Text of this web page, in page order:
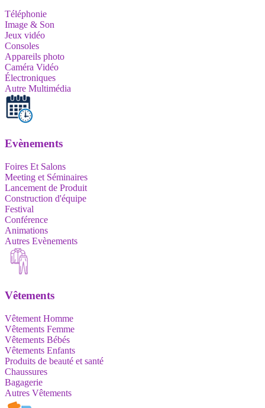
Téléphonie
Image & Son
Jeux vidéo
Consoles
Appareils photo
Caméra Vidéo
Électroniques
Autre Multimédia
Evènements
Foires Et Salons
Meeting et Séminaires
Lancement de Produit
Construction d'équipe
Festival
Conférence
Animations
Autres Evènements
Vêtements
Vêtement Homme
Vêtements Femme
Vêtements Bébés
Vêtements Enfants
Produits de beauté et santé
Chaussures
Bagagerie
Autres Vêtements